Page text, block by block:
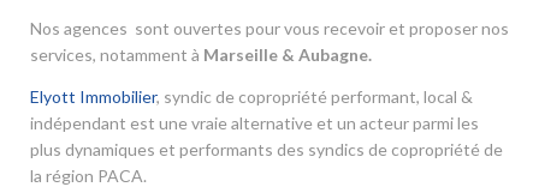
Nos agences sont ouvertes pour vous recevoir et proposer nos
services, notamment à Marseille & Aubagne.
Elyott Immobilier, syndic de copropriété performant, local &
indépendant est une vraie alternative et un acteur parmi les
plus dynamiques et performants des syndics de copropriété de
la région PACA.